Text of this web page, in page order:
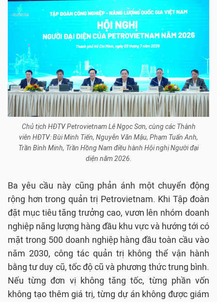
Chủ tịch HĐTV Petrovietnam Lê Ngọc Sơn, cùng các Thành
viên HĐTV: Bùi Minh Tiến, Nguyễn Văn Mậu, Phạm Tuấn Anh,
Trần Bình Minh, Trần Hồng Nam điều hành Hội nghị Người đại
diện năm 2026.
Ba yêu cầu này cũng phản ánh một chuyển động
rộng hơn trong quản trị Petrovietnam. Khi Tập đoàn
đặt mục tiêu tăng trưởng cao, vươn lên nhóm doanh
nghiệp năng lượng hàng đầu khu vực và hướng tới có
mặt trong 500 doanh nghiệp hàng đầu toàn cầu vào
năm 2030, công tác quản trị không thể vận hành
bằng tư duy cũ, tốc độ cũ và phương thức trung bình.
Nếu từng đơn vị không tăng tốc, từng phần vốn
không tạo thêm giá trị, từng dự án không được giám